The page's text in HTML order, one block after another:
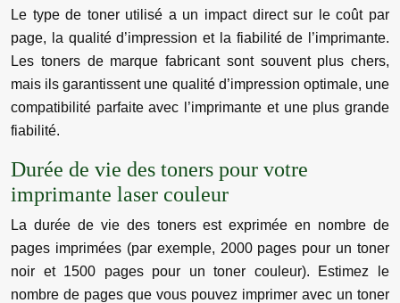
Le type de toner utilisé a un impact direct sur le coût par
page, la qualité d’impression et la fiabilité de l’imprimante.
Les toners de marque fabricant sont souvent plus chers,
mais ils garantissent une qualité d’impression optimale, une
compatibilité parfaite avec l’imprimante et une plus grande
fiabilité.
Durée de vie des toners pour votre
imprimante laser couleur
La durée de vie des toners est exprimée en nombre de
pages imprimées (par exemple, 2000 pages pour un toner
noir et 1500 pages pour un toner couleur). Estimez le
nombre de pages que vous pouvez imprimer avec un toner